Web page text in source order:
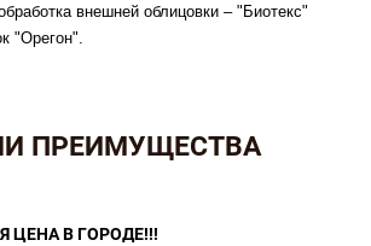
внешней облицовки – "Биотекс"
"Орегон".
ПРЕИМУЩЕСТВА
ЦЕНА В ГОРОДЕ!!!